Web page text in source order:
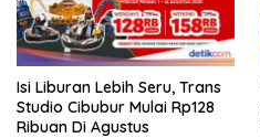
Isi Liburan Lebih Seru, Trans
Studio Cibubur Mulai Rp128
Ribuan Di Agustus